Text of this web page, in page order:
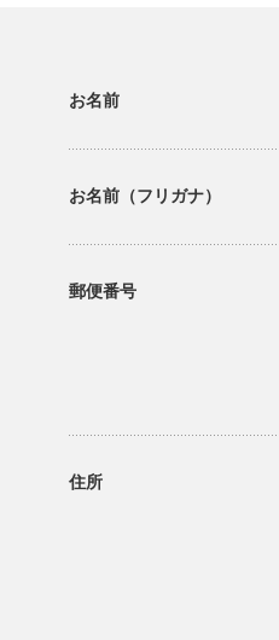
お名前
お名前（フリガナ）
郵便番号
住所